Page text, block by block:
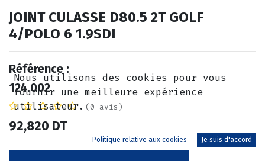
JOINT CULASSE D80.5 2T GOLF
4/POLO 6 1.9SDI
Référence :
124.002
(0 avis)
92,820 DT
Nous utilisons des cookies pour vous
fournir une meilleure expérience
utilisateur.
Politique relative aux cookies Je suis d'accord